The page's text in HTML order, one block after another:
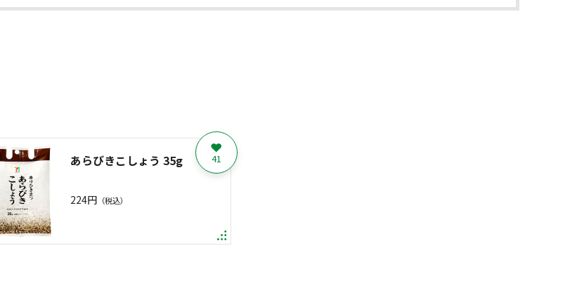
あらびきこしょう 35g
224円 （税込）
41